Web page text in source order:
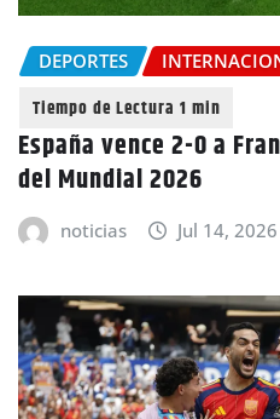
DEPORTES
España vence 2-0 a
del Mundial 2026
noticias Jul 14, 2026